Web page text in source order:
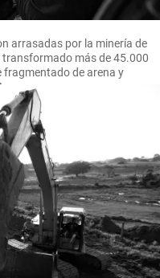
arrasadas por la minería de
más de 45.000
fragmentado de arena y